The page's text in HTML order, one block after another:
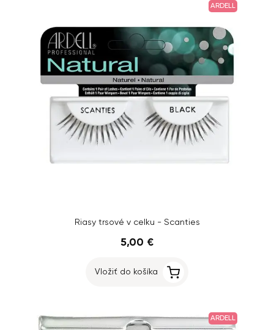
ARDELL
Riasy trsové v celku - Scanties
5,00 €
Vložiť do košíka
ARDELL